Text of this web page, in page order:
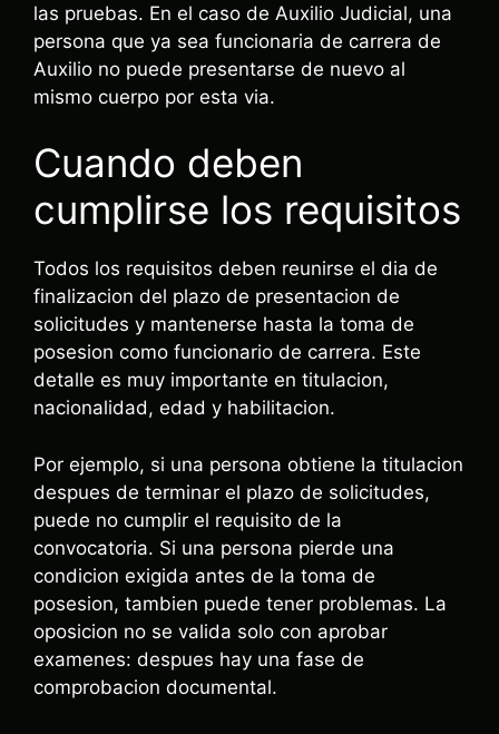
las pruebas. En el caso de Auxilio Judicial, una
persona que ya sea funcionaria de carrera de
Auxilio no puede presentarse de nuevo al
mismo cuerpo por esta via.
Cuando deben
cumplirse los requisitos
Todos los requisitos deben reunirse el dia de
finalizacion del plazo de presentacion de
solicitudes y mantenerse hasta la toma de
posesion como funcionario de carrera. Este
detalle es muy importante en titulacion,
nacionalidad, edad y habilitacion.
Por ejemplo, si una persona obtiene la titulacion
despues de terminar el plazo de solicitudes,
puede no cumplir el requisito de la
convocatoria. Si una persona pierde una
condicion exigida antes de la toma de
posesion, tambien puede tener problemas. La
oposicion no se valida solo con aprobar
examenes: despues hay una fase de
comprobacion documental.